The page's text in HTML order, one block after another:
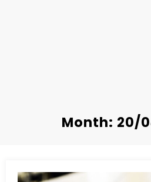
Month: 20/